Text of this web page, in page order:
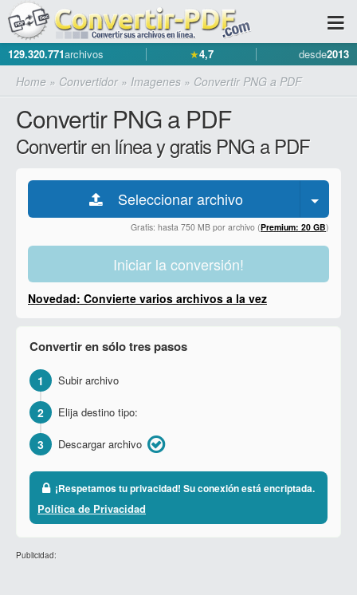
129.320.771archivos ★4,7 desde2013
Home » Convertidor» Imagenes » Convertir PNG a PDF
Convertir PNG a PDF
Convertir en línea y gratis PNG a PDF
Seleccionar archivo
Gratis: hasta 750 MB por archivo (Premium: 20 GB)
Iniciar la conversión!
Novedad: Convierte varios archivos a la vez
Convertir en sólo tres pasos
1 Subir archivo
2 Elija destino tipo:
3 Descargar archivo
¡Respetamos tu privacidad! Su conexión está encriptada.
Política de Privacidad
Publicidad: